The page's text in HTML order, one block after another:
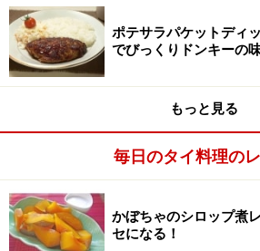
ボールに豚ひき肉、ニンニク、片
えて、ざっくり混ぜます。ひと固ま
ポテサラパケットディ
でびっくりドンキーの
もっと見る
毎日のタイ料理の
かぼちゃのシロップ煮
セになる！